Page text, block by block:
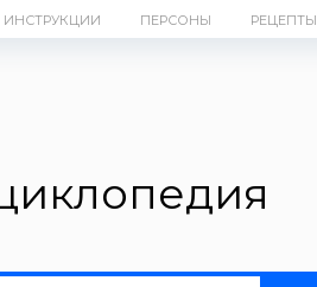
ИНСТРУКЦИИ ПЕРСОНЫ РЕЦЕПТЫ